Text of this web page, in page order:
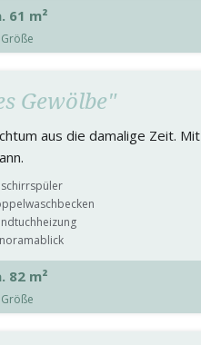
61 m²
Größe
Gewölbe"
aus die damalige Zeit. Mit
82 m²
Größe